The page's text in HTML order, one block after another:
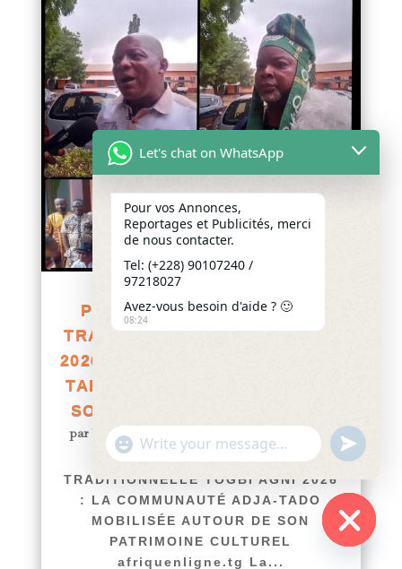
PRÉPARATIFS DE LA FÊTE
TRADITIONNELLE TOGBI AGNI
2026 : LA COMMUNAUTÉ ADJA-
TADO MOBILISÉE AUTOUR DE
SON PATRIMOINE CULTUREL
parYawo KLOUSSE Actualités
PRÉPARATIFS DE LA FÊTE
TRADITIONNELLE TOGBI AGNI 2026
: LA COMMUNAUTÉ ADJA-TADO
MOBILISÉE AUTOUR DE SON
PATRIMOINE CULTUREL
afriquenligne.tg La...
Let's chat on WhatsApp
Pour vos Annonces,
Reportages et Publicités, merci
de nous contacter.
Tel: (+228) 90107240 /
97218027
Avez-vous besoin d'aide ? 🙂
08:24
"+chaty_settings.lang.emoji_picker+"
WhatsApp
undefined